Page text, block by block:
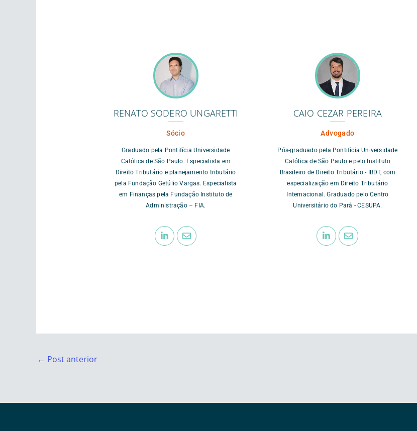
RENATO SODERO UNGARETTI
Sócio
Graduado pela Pontifícia Universidade
Católica de São Paulo. Especialista em
Direito Tributário e planejamento tributário
pela Fundação Getúlio Vargas. Especialista
em Finanças pela Fundação Instituto de
Administração – FIA.
CAIO CEZAR PEREIRA
Advogado
Pós-graduado pela Pontifícia Universidade
Católica de São Paulo e pelo Instituto
Brasileiro de Direito Tributário - IBDT, com
especialização em Direito Tributário
Internacional. Graduado pelo Centro
Universitário do Pará - CESUPA.
← Post anterior